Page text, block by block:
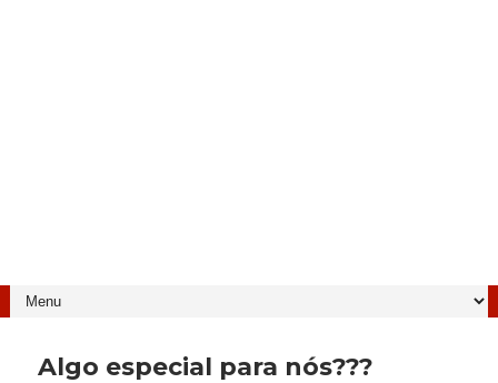
Algo especial para nós???